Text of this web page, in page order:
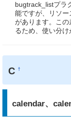
bugtrack_listプラ
能ですが、リソ
があります。こ
るため、使い分け
C†
calendar、